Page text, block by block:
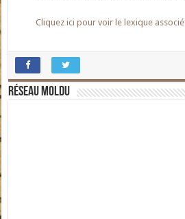
Cliquez ici pour voir le lexique associé
Réseau moldu